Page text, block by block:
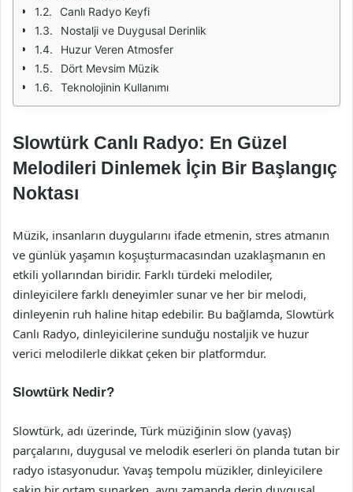
Canlı Radyo Keyfi
Nostalji ve Duygusal Derinlik
Huzur Veren Atmosfer
Dört Mevsim Müzik
Teknolojinin Kullanımı
Slowtürk Canlı Radyo: En Güzel
Melodileri Dinlemek İçin Bir Başlangıç
Noktası
Müzik, insanların duygularını ifade etmenin, stres atmanın
ve günlük yaşamın koşuşturmacasından uzaklaşmanın en
etkili yollarından biridir. Farklı türdeki melodiler,
dinleyicilere farklı deneyimler sunar ve her bir melodi,
dinleyenin ruh haline hitap edebilir. Bu bağlamda, Slowtürk
Canlı Radyo, dinleyicilerine sunduğu nostaljik ve huzur
verici melodilerle dikkat çeken bir platformdur.
Slowtürk Nedir?
Slowtürk, adı üzerinde, Türk müziğinin slow (yavaş)
parçalarını, duygusal ve melodik eserleri ön planda tutan bir
radyo istasyonudur. Yavaş tempolu müzikler, dinleyicilere